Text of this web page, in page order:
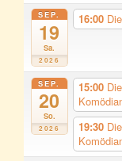
SEP.
19
Sa.
2026
16:00
SEP.
20
So.
2026
15:00
19:30